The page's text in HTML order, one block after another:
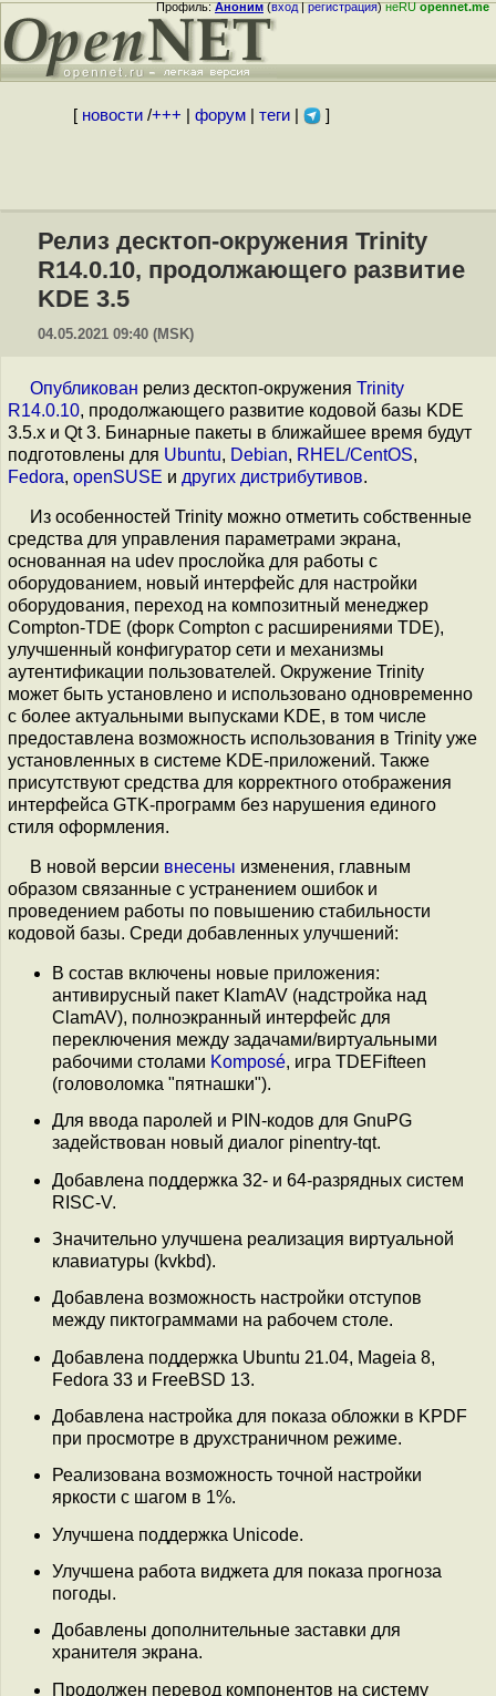
Профиль:Аноним(вход|регистрация)неRUopennet.me
[ новости/+++ форум| теги| ]
Релиз десктоп-окружения Trinity
R14.0.10, продолжающего развитие
KDE 3.5
04.05.2021 09:40 (MSK)
Опубликован релиз десктоп-окружения Trinity
R14.0.10, продолжающего развитие кодовой базы KDE
3.5.x и Qt 3. Бинарные пакеты в ближайшее время будут
подготовлены для Ubuntu, Debian, RHEL/CentOS,
Fedora, openSUSE и других дистрибутивов.
Из особенностей Trinity можно отметить собственные
средства для управления параметрами экрана,
основанная на udev прослойка для работы с
оборудованием, новый интерфейс для настройки
оборудования, переход на композитный менеджер
Compton-TDE (форк Compton с расширениями TDE),
улучшенный конфигуратор сети и механизмы
аутентификации пользователей. Окружение Trinity
может быть установлено и использовано одновременно
с более актуальными выпусками KDE, в том числе
предоставлена возможность использования в Trinity уже
установленных в системе KDE-приложений. Также
присутствуют средства для корректного отображения
интерфейса GTK-программ без нарушения единого
стиля оформления.
В новой версии внесены изменения, главным
образом связанные с устранением ошибок и
проведением работы по повышению стабильности
кодовой базы. Среди добавленных улучшений:
В состав включены новые приложения:
антивирусный пакет KlamAV (надстройка над
ClamAV), полноэкранный интерфейс для
переключения между задачами/виртуальными
рабочими столами Komposé, игра TDEFifteen
(головоломка "пятнашки").
Для ввода паролей и PIN-кодов для GnuPG
задействован новый диалог pinentry-tqt.
Добавлена поддержка 32- и 64-разрядных систем
RISC-V.
Значительно улучшена реализация виртуальной
клавиатуры (kvkbd).
Добавлена возможность настройки отступов
между пиктограммами на рабочем столе.
Добавлена поддержка Ubuntu 21.04, Mageia 8,
Fedora 33 и FreeBSD 13.
Добавлена настройка для показа обложки в KPDF
при просмотре в друхстраничном режиме.
Реализована возможность точной настройки
яркости с шагом в 1%.
Улучшена поддержка Unicode.
Улучшена работа виджета для показа прогноза
погоды.
Добавлены дополнительные заставки для
хранителя экрана.
Продолжен перевод компонентов на систему